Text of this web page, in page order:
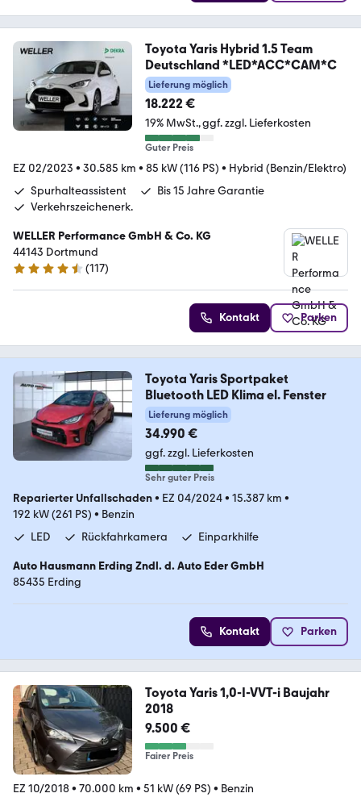
Toyota Yaris Hybrid 1.5 Team
Deutschland *LED*ACC*CAM*C
Lieferung möglich
18.222 €
19% MwSt. ggf. zzgl. Lieferkosten
Guter Preis
EZ 02/2023 • 30.585 km • 85 kW (116 PS) • Hybrid (Benzin/Elektro)
Spurhalteassistent
Bis 15 Jahre Garantie
Verkehrszeichenerk.
WELLER Performance GmbH & Co. KG
44143 Dortmund
4.6 Sterne
(117)
Kontakt Parken
Toyota Yaris Sportpaket
Bluetooth LED Klima el. Fenster
Lieferung möglich
34.990 €
ggf. zzgl. Lieferkosten
Sehr guter Preis
Reparierter Unfallschaden• EZ 04/2024• 15.387 km •
192 kW (261 PS) • Benzin
LED
Rückfahrkamera Einparkhilfe
Auto Hausmann Erding Zndl. d. Auto Eder GmbH
85435 Erding
Kontakt Parken
Toyota Yaris 1,0-I-VVT-i Baujahr
2018
9.500 €
Fairer Preis
EZ 10/2018• 70.000 km • 51 kW (69 PS) • Benzin